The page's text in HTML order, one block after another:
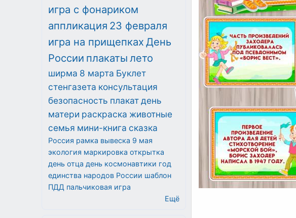
игра с фонариком
аппликация 23 февраля
игра на прищепках День
России плакаты лето
ширма 8 марта Буклет
стенгазета консультация
безопасность плакатдень
матери раскраска животные
семья мини-книга сказка
Россия рамка вывеска 9 мая
экология маркировка открытка
день отца день космонавтики год
единства народов России шаблон
ПДД пальчиковая игра
Ещё